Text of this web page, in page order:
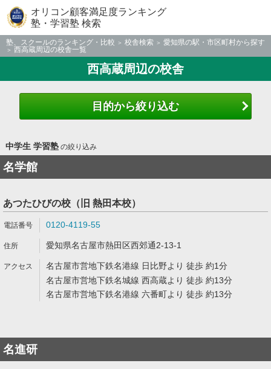
オリコン顧客満足度ランキング
塾・学習塾 検索
塾、スクールのランキング・比較 校舎検索
愛知県の駅・市区町村から探す
西高蔵周辺の校舎一覧
西高蔵周辺の校舎
目的から絞り込む
中学生 学習塾の絞り込み
名学館
あつたひびの校（旧 熱田本校）
0120-4119-55
愛知県名古屋市熱田区西郊通2-13-1
名古屋市営地下鉄名港線 日比野より 徒歩 約1分
名古屋市営地下鉄名城線 西高蔵より 徒歩 約13分
名古屋市営地下鉄名港線 六番町より 徒歩 約13分
名進研